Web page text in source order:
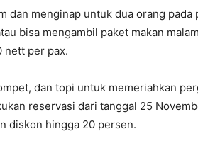
dan menginap untuk dua orang pada
bisa mengambil paket makan
nett per pax.
dan topi untuk memeriahkan
reservasi dari tanggal 25
diskon hingga 20 persen.